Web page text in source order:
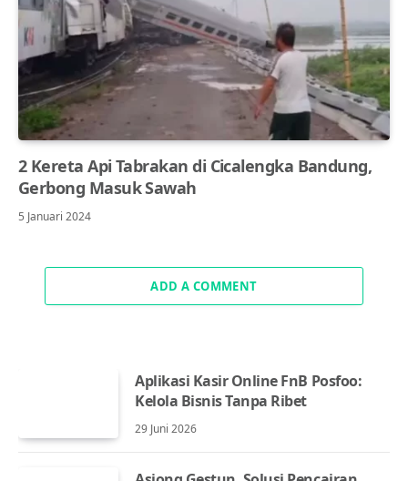
2 Kereta Api Tabrakan di Cicalengka Bandung,
Gerbong Masuk Sawah
5 Januari 2024
ADD A COMMENT
Aplikasi Kasir Online FnB Posfoo:
Kelola Bisnis Tanpa Ribet
29 Juni 2026